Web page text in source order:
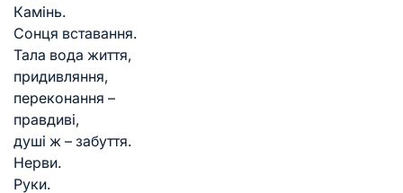
Камінь.
Сонця вставання.
Тала вода життя,
придивляння,
переконання –
правдиві,
душі ж – забуття.
Нерви.
Руки.